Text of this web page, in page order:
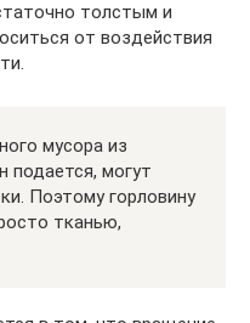
толстым и
от воздействия
мусора из
подается, могут
Поэтому горловину
тканью,